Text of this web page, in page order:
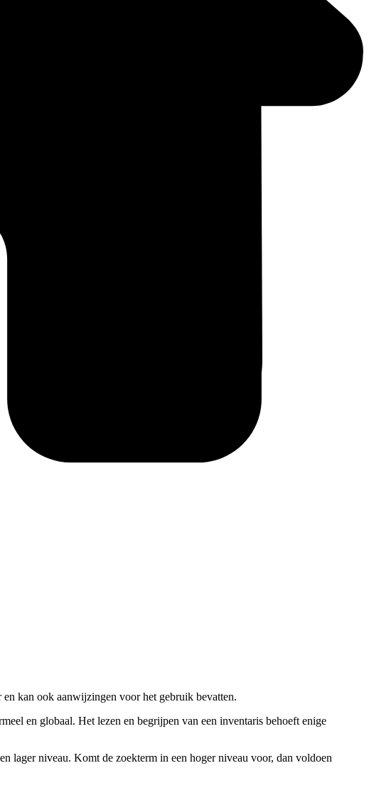
kan ook aanwijzingen voor het gebruik bevatten.
en globaal. Het lezen en begrijpen van een inventaris behoeft enige
lager niveau. Komt de zoekterm in een hoger niveau voor, dan voldoen